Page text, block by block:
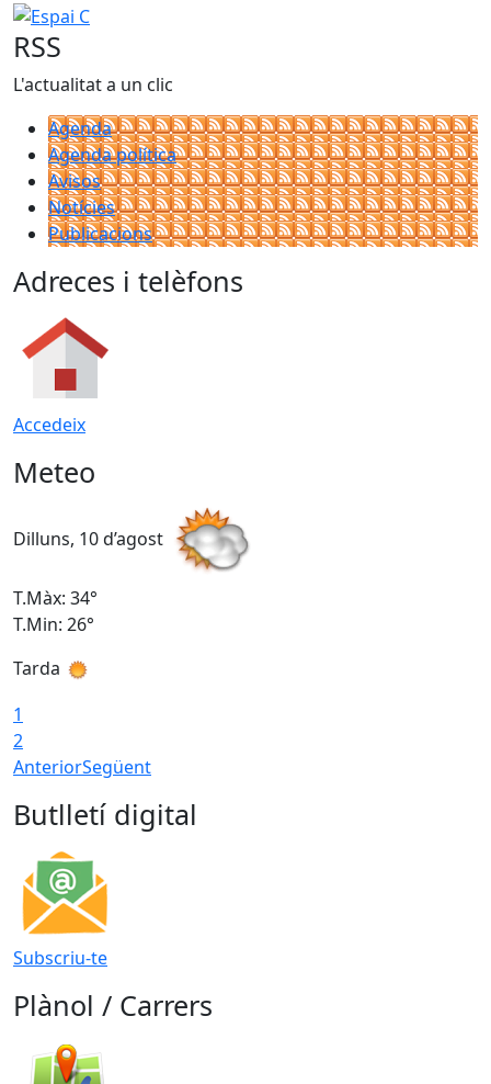
Espai C
RSS
L'actualitat a un clic
Agenda
Agenda política
Avisos
Notícies
Publicacions
Adreces i telèfons
Accedeix
Meteo
Dilluns, 10 d’agost
T.Màx: 34°
T.Min: 26°
Tarda
1
2
AnteriorSegüent
Butlletí digital
Subscriu-te
Plànol / Carrers